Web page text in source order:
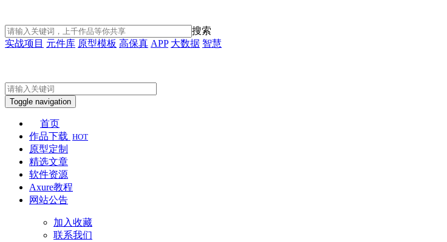
搜索
实战项目 元件库 原型模板 高保真 APP 大数据 智慧
Toggle navigation
首页
作品下载 HOT
原型定制
精选文章
软件资源
Axure教程
网站公告
加入收藏
联系我们